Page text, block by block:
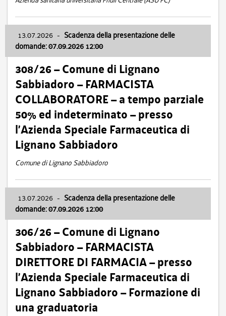
13.07.2026 - Scadenza della presentazione delle
domande: 07.09.2026 12:00
308/26 – Comune di Lignano
Sabbiadoro – FARMACISTA
COLLABORATORE – a tempo parziale
50% ed indeterminato – presso
l’Azienda Speciale Farmaceutica di
Lignano Sabbiadoro
Comune di Lignano Sabbiadoro
13.07.2026 - Scadenza della presentazione delle
domande: 07.09.2026 12:00
306/26 – Comune di Lignano
Sabbiadoro – FARMACISTA
DIRETTORE DI FARMACIA – presso
l’Azienda Speciale Farmaceutica di
Lignano Sabbiadoro – Formazione di
una graduatoria